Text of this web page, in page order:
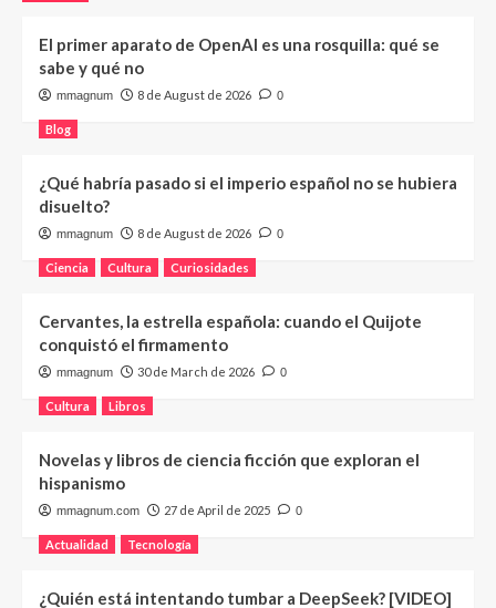
El primer aparato de OpenAI es una rosquilla: qué se
sabe y qué no
mmagnum 8 de August de 2026 0
Blog
¿Qué habría pasado si el imperio español no se hubiera
disuelto?
mmagnum 8 de August de 2026 0
Ciencia Cultura Curiosidades
Cervantes, la estrella española: cuando el Quijote
conquistó el firmamento
mmagnum 30 de March de 2026 0
Cultura Libros
Novelas y libros de ciencia ficción que exploran el
hispanismo
mmagnum.com 27 de April de 2025 0
Actualidad Tecnología
¿Quién está intentando tumbar a DeepSeek? [VIDEO]